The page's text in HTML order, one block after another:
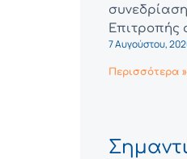
Επιτροπής
7 Αυγούστου,
Περισσότερα »